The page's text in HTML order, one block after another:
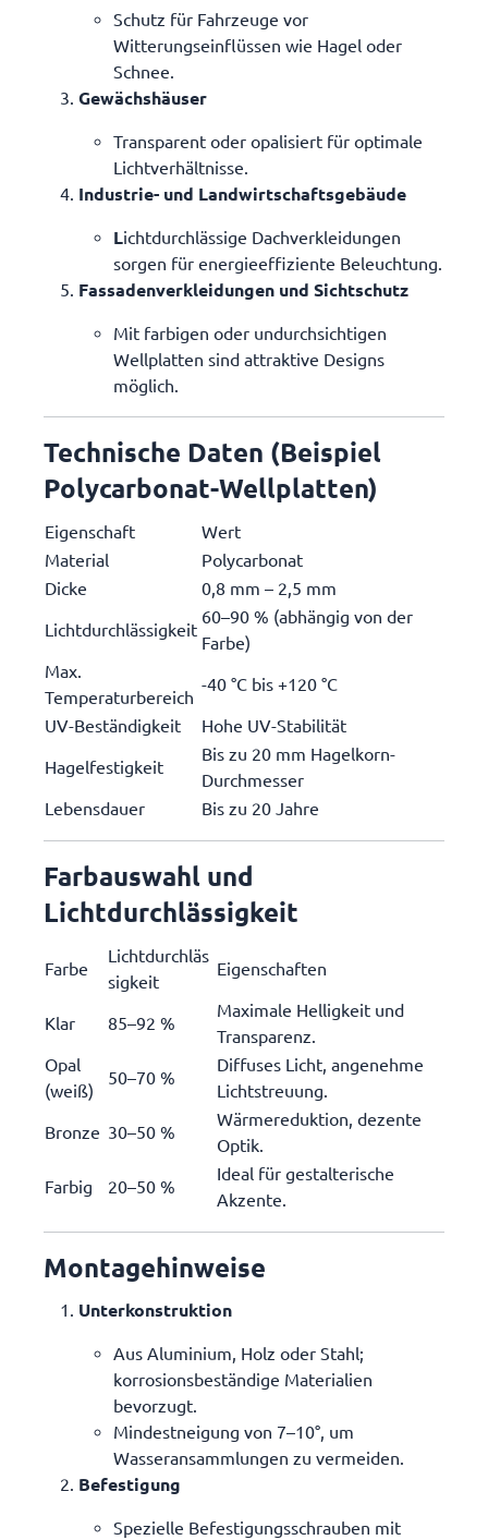
Schutz für Fahrzeuge vor
Witterungseinflüssen wie Hagel oder
Schnee.
Gewächshäuser
Transparent oder opalisiert für optimale
Lichtverhältnisse.
Industrie- und Landwirtschaftsgebäude
Lichtdurchlässige Dachverkleidungen
sorgen für energieeffiziente Beleuchtung.
Fassadenverkleidungen und Sichtschutz
Mit farbigen oder undurchsichtigen
Wellplatten sind attraktive Designs
möglich.
Technische Daten (Beispiel
Polycarbonat-Wellplatten)
Eigenschaft
Wert
Material
Polycarbonat
Dicke
0,8 mm – 2,5 mm
Lichtdurchlässigkeit
60–90 % (abhängig von der
Farbe)
Max.
Temperaturbereich
-40 °C bis +120 °C
UV-Beständigkeit Hohe UV-Stabilität
Hagelfestigkeit
Bis zu 20 mm Hagelkorn-
Durchmesser
Lebensdauer
Bis zu 20 Jahre
Farbauswahl und
Lichtdurchlässigkeit
Farbe
Lichtdurchläs
sigkeit
Eigenschaften
Klar 85–92 %
Maximale Helligkeit und
Transparenz.
Opal
(weiß)
50–70 %
Diffuses Licht, angenehme
Lichtstreuung.
Bronze 30–50 %
Wärmereduktion, dezente
Optik.
Farbig 20–50 %
Ideal für gestalterische
Akzente.
Montagehinweise
Unterkonstruktion
Aus Aluminium, Holz oder Stahl;
korrosionsbeständige Materialien
bevorzugt.
Mindestneigung von 7–10°, um
Wasseransammlungen zu vermeiden.
Befestigung
Spezielle Befestigungsschrauben mit